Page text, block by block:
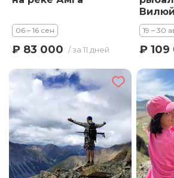
06 – 16 сен
₽ 83 000 / за 11 дней
Вилюй
19 – 30
₽ 109